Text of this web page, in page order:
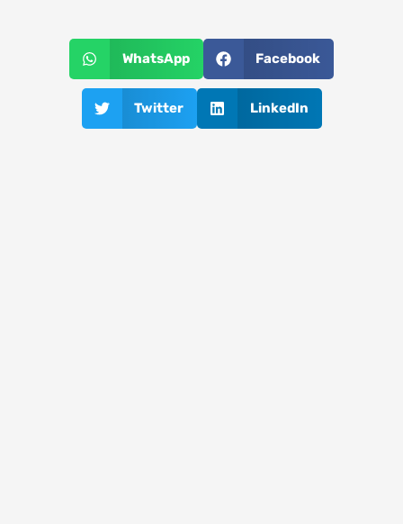
WhatsApp Facebook
Twitter LinkedIn